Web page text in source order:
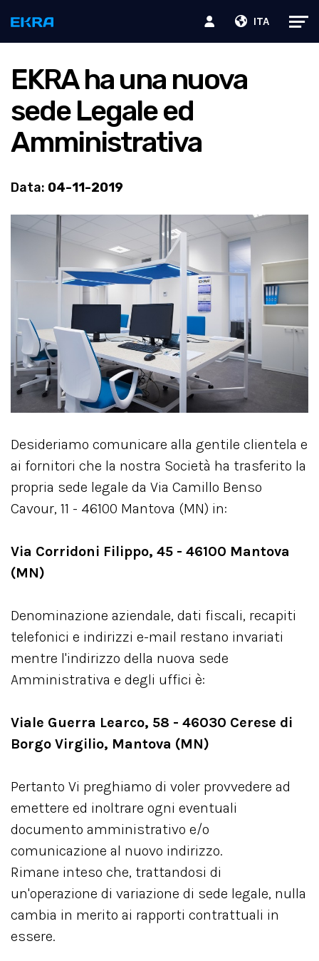
ITA
EKRA ha una nuova
sede Legale ed
Amministrativa
Data: 04-11-2019
Desideriamo comunicare alla gentile clientela e
ai fornitori che la nostra Società ha trasferito la
propria sede legale da Via Camillo Benso
Cavour, 11 - 46100 Mantova (MN) in:
Via Corridoni Filippo, 45 - 46100 Mantova
(MN)
Denominazione aziendale, dati fiscali, recapiti
telefonici e indirizzi e-mail restano invariati
mentre l'indirizzo della nuova sede
Amministrativa e degli uffici è:
Viale Guerra Learco, 58 - 46030 Cerese di
Borgo Virgilio, Mantova (MN)
Pertanto Vi preghiamo di voler provvedere ad
emettere ed inoltrare ogni eventuali
documento amministrativo e/o
comunicazione al nuovo indirizzo.
Rimane inteso che, trattandosi di
un'operazione di variazione di sede legale, nulla
cambia in merito ai rapporti contrattuali in
essere.